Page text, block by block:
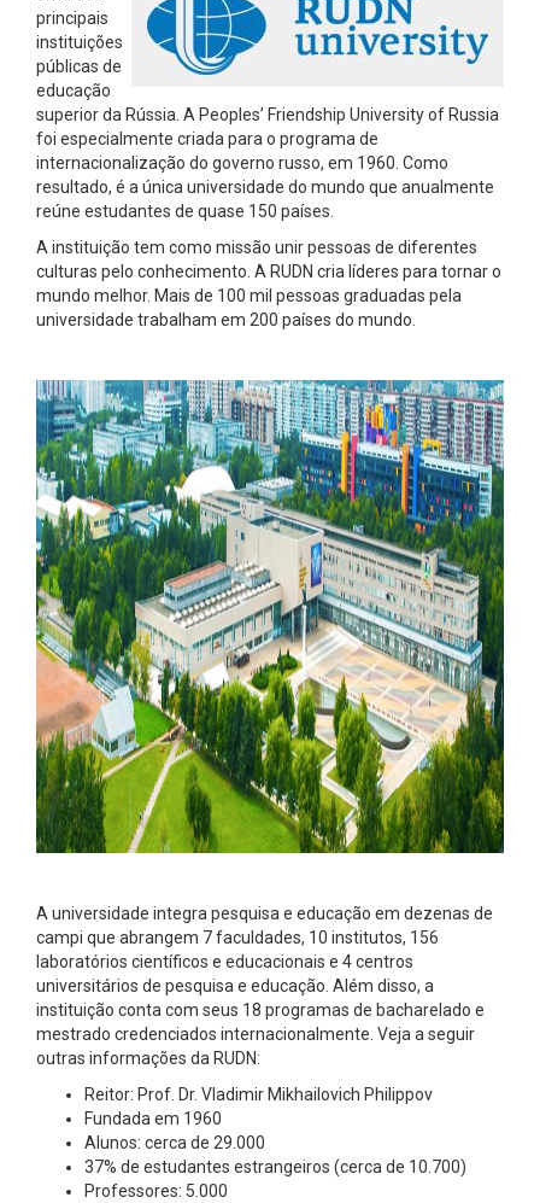
principais
instituições
públicas de
educação
superior da Rússia. A Peoples’ Friendship University of Russia
foi especialmente criada para o programa de
internacionalização do governo russo, em 1960. Como
resultado, é a única universidade do mundo que anualmente
reúne estudantes de quase 150 países.
A instituição tem como missão unir pessoas de diferentes
culturas pelo conhecimento. A RUDN cria líderes para tornar o
mundo melhor. Mais de 100 mil pessoas graduadas pela
universidade trabalham em 200 países do mundo.
A universidade integra pesquisa e educação em dezenas de
campi que abrangem 7 faculdades, 10 institutos, 156
laboratórios científicos e educacionais e 4 centros
universitários de pesquisa e educação. Além disso, a
instituição conta com seus 18 programas de bacharelado e
mestrado credenciados internacionalmente. Veja a seguir
outras informações da RUDN:
Reitor: Prof. Dr. Vladimir Mikhailovich Philippov
Fundada em 1960
Alunos: cerca de 29.000
37% de estudantes estrangeiros (cerca de 10.700)
Professores: 5.000